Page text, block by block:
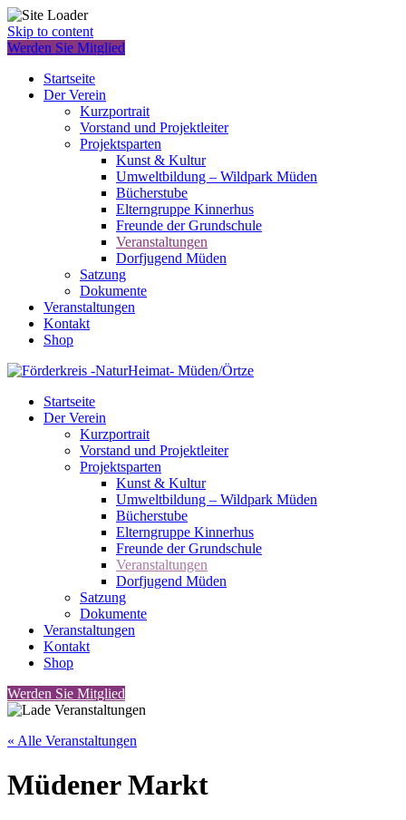
Skip to content
Werden Sie Mitglied
Startseite
Der Verein
Kurzportrait
Vorstand und Projektleiter
Projektsparten
Kunst & Kultur
Umweltbildung – Wildpark Müden
Bücherstube
Elterngruppe Kinnerhus
Freunde der Grundschule
Veranstaltungen
Dorfjugend Müden
Satzung
Dokumente
Veranstaltungen
Kontakt
Shop
Startseite
Der Verein
Kurzportrait
Vorstand und Projektleiter
Projektsparten
Kunst & Kultur
Umweltbildung – Wildpark Müden
Bücherstube
Elterngruppe Kinnerhus
Freunde der Grundschule
Veranstaltungen
Dorfjugend Müden
Satzung
Dokumente
Veranstaltungen
Kontakt
Shop
Werden Sie Mitglied
« Alle Veranstaltungen
Müdener Markt